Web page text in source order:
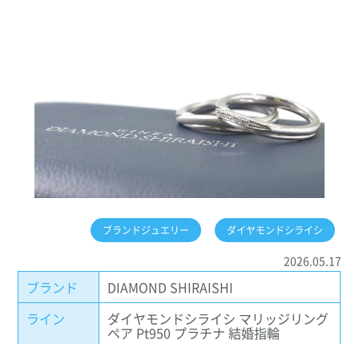
ブランドジュエリー ダイヤモンドシライシ
2026.05.17
ブランド
DIAMOND SHIRAISHI
ライン
ダイヤモンドシライシ マリッジリング
ペア Pt950 プラチナ 結婚指輪